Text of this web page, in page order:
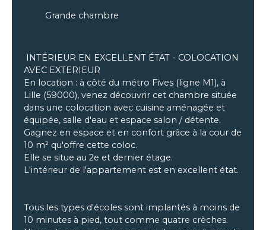
Grande chambre
INTÉRIEUR EN EXCELLENT ÉTAT - COLOCATION
AVEC EXTERIEUR
En location : à côté du métro Fives (ligne M1), à
Lille (59000), venez découvrir cet chambre située
dans une colocation avec cuisine aménagée et
équipée, salle d'eau et espace salon / détente.
Gagnez en espace et en confort grâce à la cour de
10 m² qu'offre cette coloc.
Elle se situe au 2e et dernier étage.
L'intérieur de l'appartement est en excellent état.
Tous les types d'écoles sont implantés à moins de
10 minutes à pied, tout comme quatre crèches.